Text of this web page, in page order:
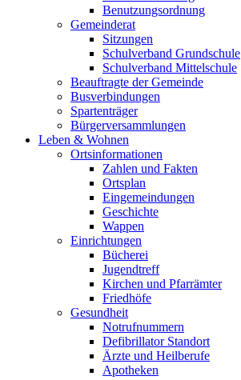
Benutzungsordnung
Gemeinderat
Sitzungen
Schulverband Grundschule
Schulverband Mittelschule
Beauftragte der Gemeinde
Busverbindungen
Spartenträger
Bürgerversammlungen
Leben & Wohnen
Ortsinformationen
Zahlen und Fakten
Ortsplan
Eingemeindungen
Geschichte
Wappen
Einrichtungen
Bücherei
Jugendtreff
Kirchen und Pfarrämter
Friedhöfe
Gesundheit
Notrufnummern
Defibrillator Standort
Ärzte und Heilberufe
Apotheken